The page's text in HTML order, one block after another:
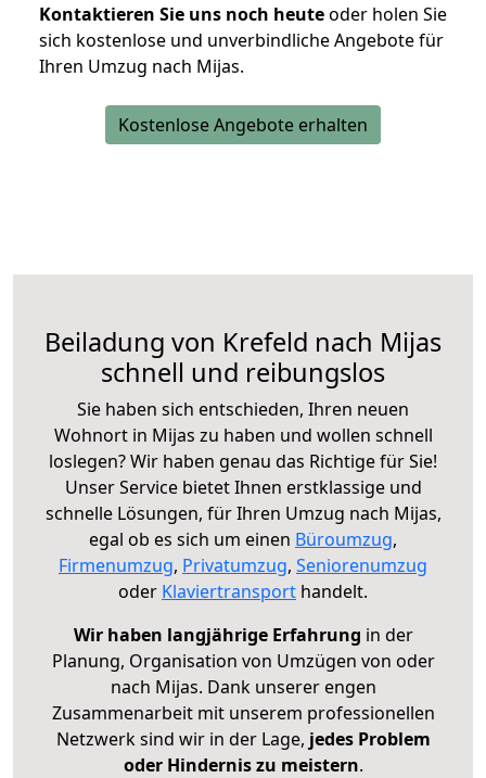
Kontaktieren Sie uns noch heuteoder holen Sie
sich kostenlose und unverbindliche Angebote für
Ihren Umzug nach Mijas.
Kostenlose Angebote erhalten
Beiladung von Krefeld nach Mijas
schnell und reibungslos
Sie haben sich entschieden, Ihren neuen
Wohnort in Mijas zu haben und wollen schnell
loslegen? Wir haben genau das Richtige für Sie!
Unser Service bietet Ihnen erstklassige und
schnelle Lösungen, für Ihren Umzug nach Mijas,
egal ob es sich um einen Büroumzug,
Firmenumzug, Privatumzug, Seniorenumzug
oder Klaviertransport handelt.
Wir haben langjährige Erfahrung in der
Planung, Organisation von Umzügen von oder
nach Mijas. Dank unserer engen
Zusammenarbeit mit unserem professionellen
Netzwerk sind wir in der Lage, jedes Problem
oder Hindernis zu meistern.